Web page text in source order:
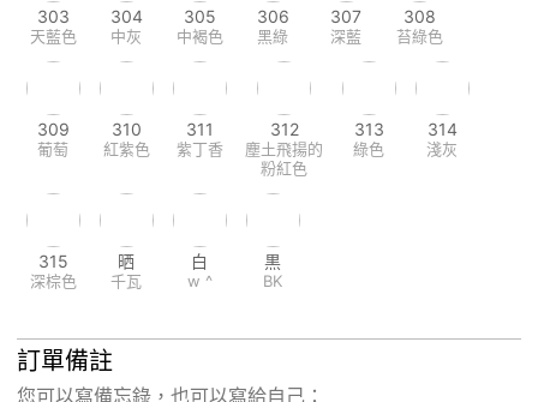
303
天藍色
304
中灰
305
中褐色
306
黑綠
307
深藍
308
苔綠色
309
葡萄
310
紅紫色
311
紫丁香
312
塵土飛揚的
粉紅色
313
綠色
314
淺灰
315
深棕色
晒
千瓦
白
w ^
黒
BK
訂單備註
您可以寫備忘錄，也可以寫給自己：